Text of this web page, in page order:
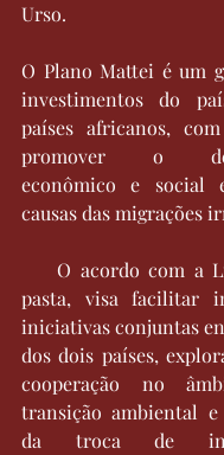
Urso.
O Plano Mattei é um
investimentos do
países africanos,
promover o
econômico e social
causas das migrações
O acordo com a
pasta, visa facilitar
iniciativas conjuntas
dos dois países,
cooperação no
transição ambiental
da troca de